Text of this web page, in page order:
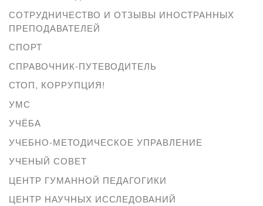
СОТРУДНИЧЕСТВО И ОТЗЫВЫ ИНОСТРАННЫХ
ПРЕПОДАВАТЕЛЕЙ
СПОРТ
СПРАВОЧНИК-ПУТЕВОДИТЕЛЬ
СТОП, КОРРУПЦИЯ!
УМС
УЧЁБА
УЧЕБНО-МЕТОДИЧЕСКОЕ УПРАВЛЕНИЕ
УЧЕНЫЙ СОВЕТ
ЦЕНТР ГУМАННОЙ ПЕДАГОГИКИ
ЦЕНТР НАУЧНЫХ ИССЛЕДОВАНИЙ